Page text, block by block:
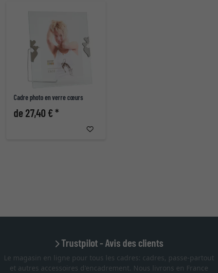
Cadre photo en verre cœurs
de 27,40 € *
Trustpilot - Avis des clients
Le magasin en ligne pour tous les cadres: cadres, passe-partout
et autres accessoires d'encadrement. Nous livrons en France